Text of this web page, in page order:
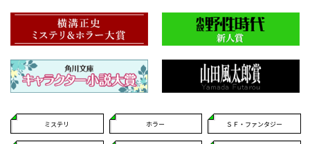
ミステリ ホラー ＳＦ・ファンタジー